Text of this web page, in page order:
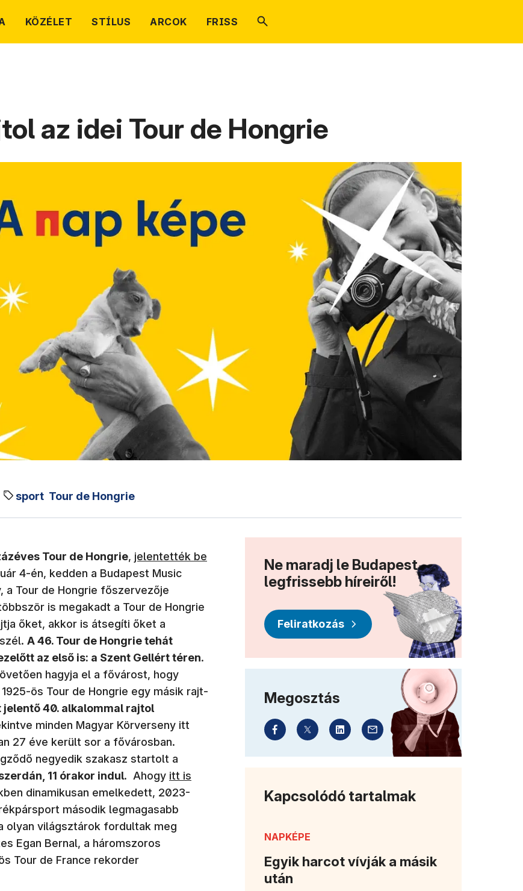
KÖZÉLET STÍLUS ARCOK FRISS
az idei Tour de Hongrie
sport Tour de Hongrie
Tour de Hongrie, (új ablakban nyílik meg)
jelentették be
4-én, kedden a Budapest Music
a Tour de Hongrie főszervezője
is megakadt a Tour de Hongrie
őket, akkor is átsegíti őket a
A 46. Tour de Hongrie tehát
az első is: a Szent Gellért téren.
hagyja el a fővárost, hogy
ös Tour de Hongrie egy másik rajt-
jelentő 40. alkalommal rajtol
minden Magyar Körverseny itt
27 éve került sor a fővárosban.
negyedik szakasz startolt a
11 órakor indul. Ahogy (új ablakban nyílik meg)
itt is
dinamikusan emelkedett, 2023-
második legmagasabb
olyan világsztárok fordultak meg
Egan Bernal, a háromszoros
Tour de France rekorder
Ne maradj le Budapest
legfrissebb híreiről!
Feliratkozás
Megosztás
Kapcsolódó tartalmak
NAPKÉPE
Egyik harcot vívják a másik
után